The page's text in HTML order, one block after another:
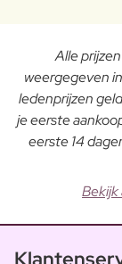
Alle
weergegeven
ledenprijzen
je eerste
eerste 14
Bekijk